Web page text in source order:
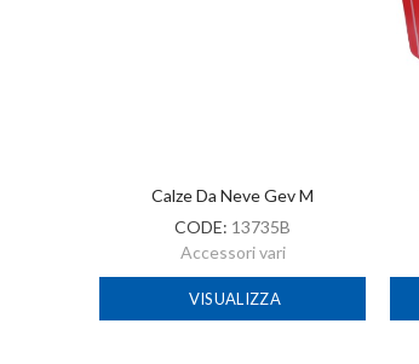
Calze Da Neve Gev M
CODE: 13735B
Accessori vari
VISUALIZZA